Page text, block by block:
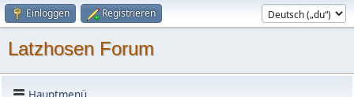
Einloggen Registrieren
Latzhosen Forum